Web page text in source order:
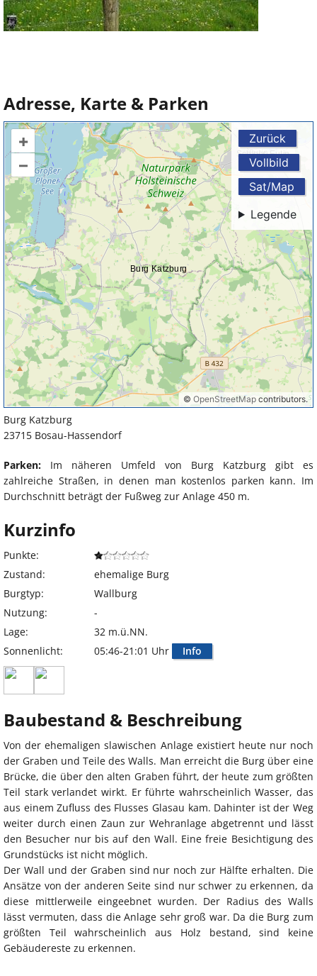
Adresse, Karte & Parken
Burg Katzburg
23715 Bosau-Hassendorf
Parken: Im näheren Umfeld von Burg Katzburg gibt es
zahlreiche Straßen, in denen man kostenlos parken kann. Im
Durchschnitt beträgt der Fußweg zur Anlage 450 m.
Kurzinfo
Punkte:
Zustand:
ehemalige Burg
Burgtyp:
Wallburg
Nutzung:
-
Lage:
32 m.ü.NN.
Sonnenlicht:
05:46-21:01 Uhr Info
Baubestand & Beschreibung
Von der ehemaligen slawischen Anlage existiert heute nur noch
der Graben und Teile des Walls. Man erreicht die Burg über eine
Brücke, die über den alten Graben führt, der heute zum größten
Teil stark verlandet wirkt. Er führte wahrscheinlich Wasser, das
aus einem Zufluss des Flusses Glasau kam. Dahinter ist der Weg
weiter durch einen Zaun zur Wehranlage abgetrennt und lässt
den Besucher nur bis auf den Wall. Eine freie Besichtigung des
Grundstücks ist nicht möglich.
Der Wall und der Graben sind nur noch zur Hälfte erhalten. Die
Ansätze von der anderen Seite sind nur schwer zu erkennen, da
diese mittlerweile eingeebnet wurden. Der Radius des Walls
lässt vermuten, dass die Anlage sehr groß war. Da die Burg zum
größten Teil wahrscheinlich aus Holz bestand, sind keine
Gebäudereste zu erkennen.